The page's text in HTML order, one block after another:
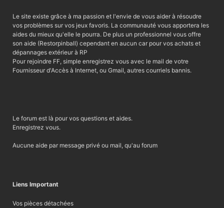
r
a
b
l
e
t
r
e
Le site existe grâce à ma passion et l'envie de vous aider à résoudre
vos problèmes sur vos jeux favoris. La communauté vous apportera les
aides du mieux qu'elle le pourra. De plus un professionnel vous offre
son aide (Restorpinball) cependant en aucun car pour vos achats et
dépannages extérieur à RP
Pour rejoindre FF, simple enregistrez vous avec le mail de votre
Fournisseur d'Accès à Internet, ou Gmail, autres courriels bannis.
Le forum est là pour vos questions et aides.
Enregistrez vous.
Aucune aide par message privé ou mail, qu'au forum
Liens Important
Vos pièces détachées